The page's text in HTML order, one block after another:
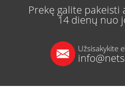
Prekę galite
14 dienų nuo
Užsisakykite